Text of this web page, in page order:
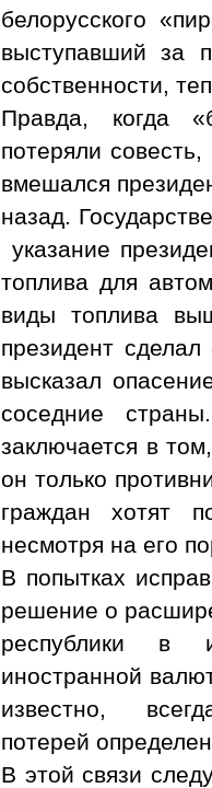
белорусского
выступавший за
собственности,
Правда, когда
потеряли
вмешался
назад.
указание
топлива для
виды топлива
президент
высказал
соседние
заключается в
он только
граждан хотят
несмотря на его
В попытках
решение о
республики в
иностранной
известно,
потерей
В этой связи